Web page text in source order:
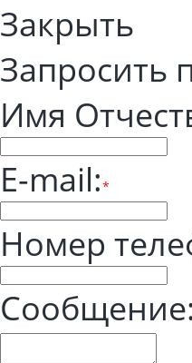
Закрыть
Запросить
Имя
E-mail:*
Номер
Сообщение: